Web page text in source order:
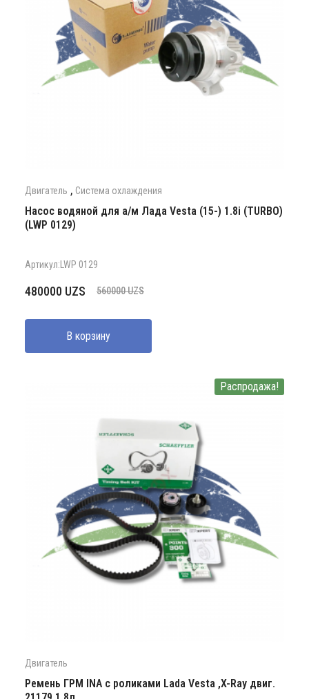
Двигатель , Система охлаждения
Насос водяной для а/м Лада Vesta (15-) 1.8i (TURBO)
(LWP 0129)
Артикул:LWP 0129
560000UZS
Первоначальная
составляла
560000 UZS.
480000 UZS
Текущая
480000 UZS.
В корзину
Распродажа!
Двигатель
Ремень ГРМ INA с роликами Lada Vesta ,X-Ray двиг.